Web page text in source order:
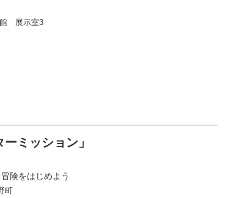
館 展示室3
ミッション」
険をはじめよう
町